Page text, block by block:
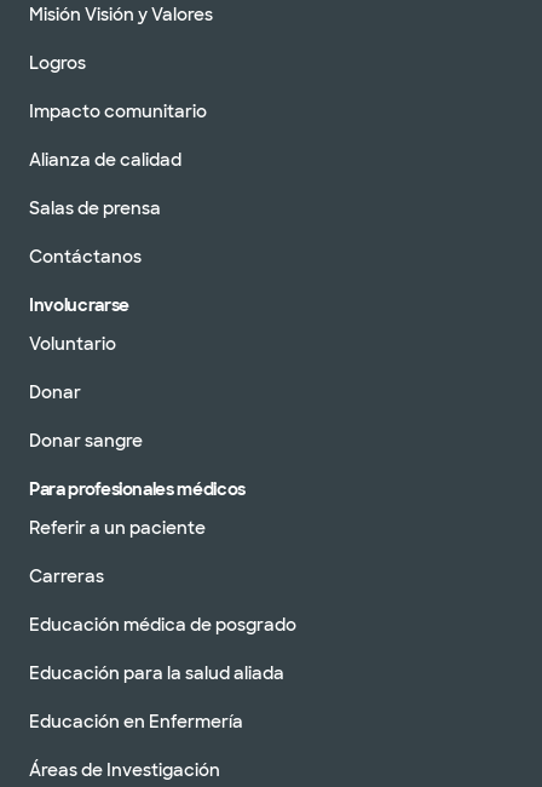
Misión Visión y Valores
Logros
Impacto comunitario
Alianza de calidad
Salas de prensa
Contáctanos
Involucrarse
Voluntario
Donar
Donar sangre
Para profesionales médicos
Referir a un paciente
Carreras
Educación médica de posgrado
Educación para la salud aliada
Educación en Enfermería
Áreas de Investigación